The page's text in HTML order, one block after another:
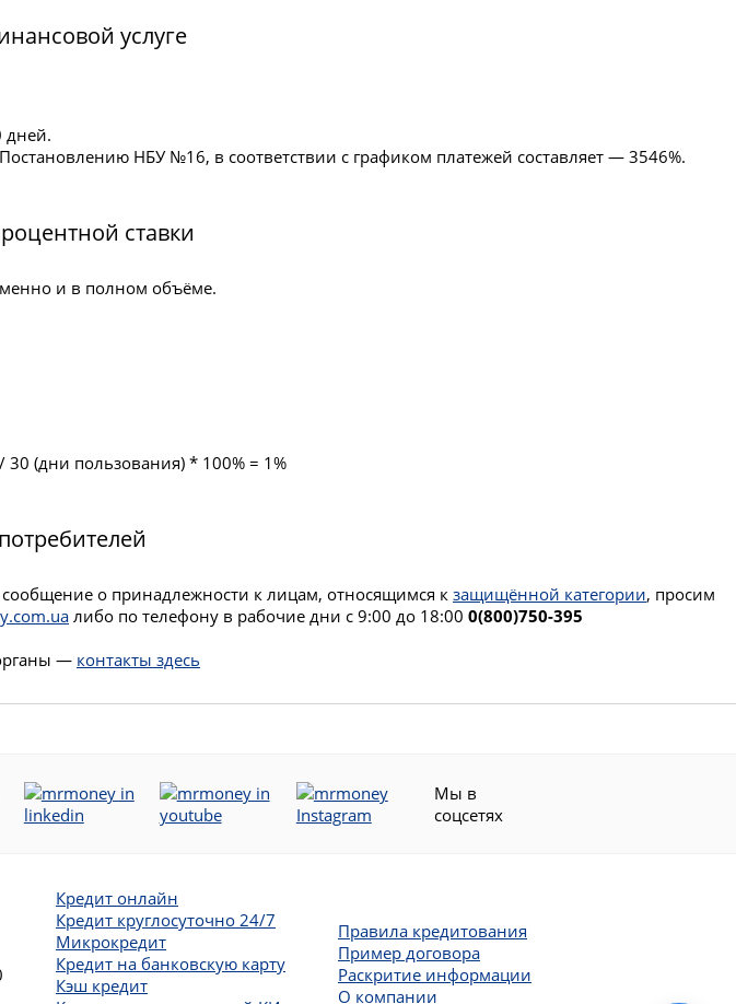
услуге
дней.
НБУ №16, в соответствии с графиком платежей составляет — 3546%.
ставки
и в полном объёме.
30 (дни пользования) * 100% = 1%
сообщение о принадлежности к лицам, относящимся к защищённой категории, просим
либо по телефону в рабочие дни с 9:00 до 18:00 0(800)750-395
— контакты здесь
Мы в
соцсетях
Кредит онлайн
Кредит круглосуточно 24/7
Микрокредит
Кредит на банковскую карту
Кэш кредит
Правила кредитования
Пример договора
Раскритие информации
О компании